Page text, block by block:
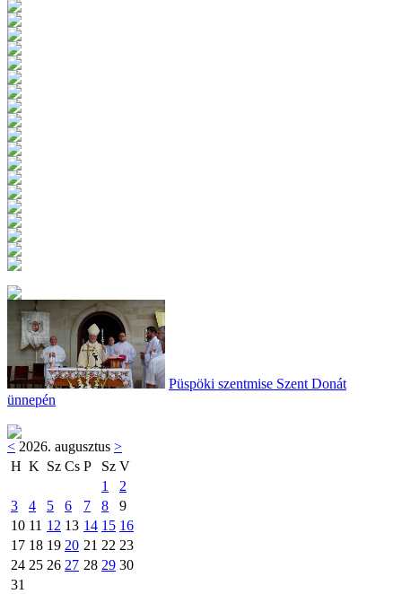
Püspöki szentmise Szent Donát
ünnepén
< 2026. augusztus >
H K Sz Cs P Sz V
1
2
3
4 5 6 7 8
9
10 11 12 13 14 15 16
17 18 19 20 21 22 23
24 25 26 27 28 29 30
31